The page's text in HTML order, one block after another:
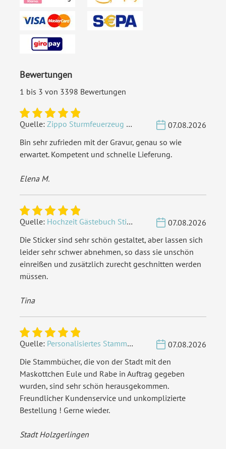
Bewertungen
1 bis 3 von 3398 Bewertungen
Quelle: Zippo Sturmfeuerzeug Chrom - Verzierte Initialen
07.08.2026
Bin sehr zufrieden mit der Gravur, genau so wie
erwartet. Kompetent und schnelle Lieferung.
Elena M.
Quelle: Hochzeit Gästebuch Sticker 40 Fragen - Weiß
07.08.2026
Die Sticker sind sehr schön gestaltet, aber lassen sich
leider sehr schwer abnehmen, so dass sie unschön
einreißen und zusätzlich zurecht geschnitten werden
müssen.
Tina
Quelle: Personalisiertes Stammbuch - Eigene Gravurdatei hochladen
07.08.2026
Die Stammbücher, die von der Stadt mit den
Maskottchen Eule und Rabe in Auftrag gegeben
wurden, sind sehr schön herausgekommen.
Freundlicher Kundenservice und unkomplizierte
Bestellung ! Gerne wieder.
Stadt Holzgerlingen